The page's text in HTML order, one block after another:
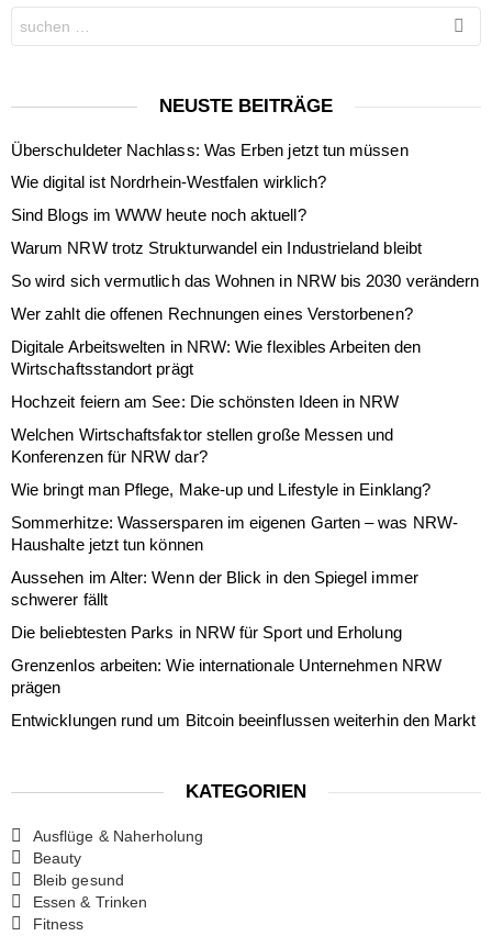
for:
NEUSTE BEITRÄGE
Überschuldeter Nachlass: Was Erben jetzt tun müssen
Wie digital ist Nordrhein-Westfalen wirklich?
Sind Blogs im WWW heute noch aktuell?
Warum NRW trotz Strukturwandel ein Industrieland bleibt
So wird sich vermutlich das Wohnen in NRW bis 2030 verändern
Wer zahlt die offenen Rechnungen eines Verstorbenen?
Digitale Arbeitswelten in NRW: Wie flexibles Arbeiten den
Wirtschaftsstandort prägt
Hochzeit feiern am See: Die schönsten Ideen in NRW
Welchen Wirtschaftsfaktor stellen große Messen und
Konferenzen für NRW dar?
Wie bringt man Pflege, Make-up und Lifestyle in Einklang?
Sommerhitze: Wassersparen im eigenen Garten – was NRW-
Haushalte jetzt tun können
Aussehen im Alter: Wenn der Blick in den Spiegel immer
schwerer fällt
Die beliebtesten Parks in NRW für Sport und Erholung
Grenzenlos arbeiten: Wie internationale Unternehmen NRW
prägen
Entwicklungen rund um Bitcoin beeinflussen weiterhin den Markt
KATEGORIEN
Ausflüge & Naherholung
Beauty
Bleib gesund
Essen & Trinken
Fitness